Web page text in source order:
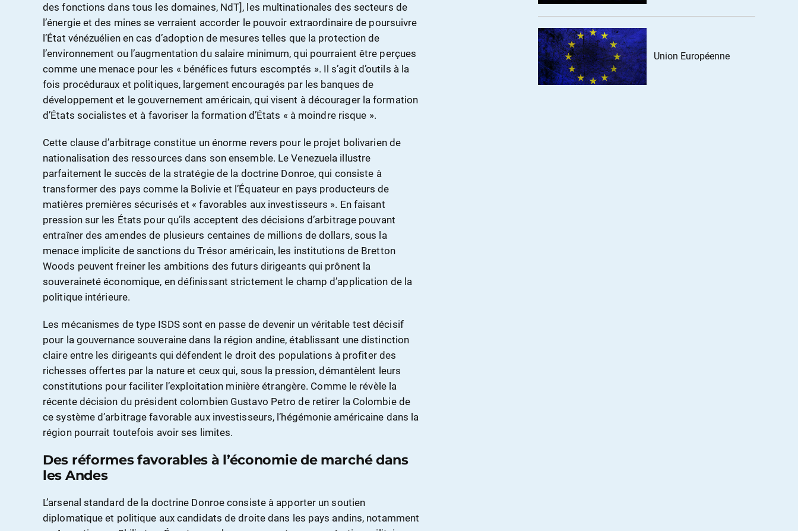
des fonctions dans tous les domaines, NdT], les multinationales des secteurs de
l’énergie et des mines se verraient accorder le pouvoir extraordinaire de poursuivre
l’État vénézuélien en cas d’adoption de mesures telles que la protection de
l’environnement ou l’augmentation du salaire minimum, qui pourraient être perçues
comme une menace pour les « bénéfices futurs escomptés ». Il s’agit d’outils à la
fois procéduraux et politiques, largement encouragés par les banques de
développement et le gouvernement américain, qui visent à décourager la formation
d’États socialistes et à favoriser la formation d’États « à moindre risque ».
Cette clause d’arbitrage constitue un énorme revers pour le projet bolivarien de
nationalisation des ressources dans son ensemble. Le Venezuela illustre
parfaitement le succès de la stratégie de la doctrine Donroe, qui consiste à
transformer des pays comme la Bolivie et l’Équateur en pays producteurs de
matières premières sécurisés et « favorables aux investisseurs ». En faisant
pression sur les États pour qu’ils acceptent des décisions d’arbitrage pouvant
entraîner des amendes de plusieurs centaines de millions de dollars, sous la
menace implicite de sanctions du Trésor américain, les institutions de Bretton
Woods peuvent freiner les ambitions des futurs dirigeants qui prônent la
souveraineté économique, en définissant strictement le champ d’application de la
politique intérieure.
Les mécanismes de type ISDS sont en passe de devenir un véritable test décisif
pour la gouvernance souveraine dans la région andine, établissant une distinction
claire entre les dirigeants qui défendent le droit des populations à profiter des
richesses offertes par la nature et ceux qui, sous la pression, démantèlent leurs
constitutions pour faciliter l’exploitation minière étrangère. Comme le révèle la
récente décision du président colombien Gustavo Petro de retirer la Colombie de
ce système d’arbitrage favorable aux investisseurs, l’hégémonie américaine dans la
région pourrait toutefois avoir ses limites.
Des réformes favorables à l’économie de marché dans
les Andes
L’arsenal standard de la doctrine Donroe consiste à apporter un soutien
diplomatique et politique aux candidats de droite dans les pays andins, notamment
Union Européenne